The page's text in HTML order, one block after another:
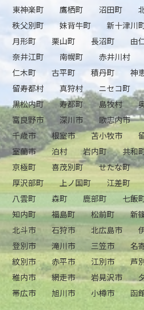
東神楽町
鷹栖町 沼田町
秩父別町
妹背牛町 新十津川
月形町
栗山町 長沼町 由
奈井江町
南幌町 赤井川村
仁木町
古平町 積丹町
神
留寿都村
真狩村 ニセコ町
黒松内町
寿都町 島牧村
富良野市
深川市 歌志内市
千歳市
根室市 苫小牧市
室蘭市
泊村 岩内町 共和
京極町
喜茂別町 せたな町
厚沢部町
上ノ国町 江差町
八雲町
森町 鹿部町 七飯
知内町
福島町 松前町 新
北斗市
石狩市 北広島市
登別市
滝川市 三笠市 名
紋別市
赤平市 江別市 芦
稚内市
網走市 岩見沢市
帯広市
旭川市 小樽市 函